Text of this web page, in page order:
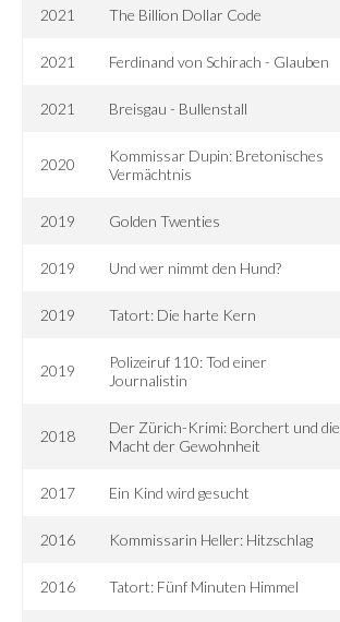
2021 The Billion Dollar Code
2021 Ferdinand von Schirach - Glauben
2021 Breisgau - Bullenstall
2020
Kommissar Dupin: Bretonisches
Vermächtnis
2019 Golden Twenties
2019 Und wer nimmt den Hund?
2019 Tatort: Die harte Kern
2019
Polizeiruf 110: Tod einer
Journalistin
2018
Der Zürich-Krimi: Borchert und die
Macht der Gewohnheit
2017 Ein Kind wird gesucht
2016 Kommissarin Heller: Hitzschlag
2016 Tatort: Fünf Minuten Himmel